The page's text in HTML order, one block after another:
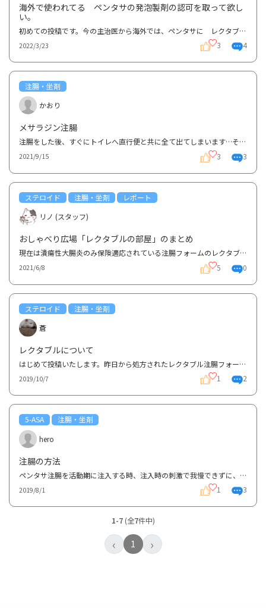
海外で使われてる ペンタサの発泡製剤の認可を取って欲し
い。
初めての投稿です。今の主治医から海外では、ペンタサに レクタブルの様な発泡剤が有る。厚労省は使っ...
2022/3/23 3 4
注腸・坐剤
かおり
メサラジン注腸
注腸をした後、すぐにトイレへ直行便と共に全て出てしまいます…そういう時はもう一度注腸をした方がいい...
2021/9/15 3 3
ステロイド 注腸・坐剤
レポート
リノ (スタッフ)
おしゃべり広場「レクタブルの部屋」のまとめ
現在は潰瘍性大腸炎のみ保険適応されている注腸フォームのレクタブルについてです。レクタブルを使われ...
2021/6/8 5 0
ステロイド
注腸・坐剤
蒼
レクタブルについて
はじめて投稿いたします。昨日から処方されたレクタブル注腸フォームを使用しはじめたのですが、説明書...
2019/10/7 1 2
5-ASA
注腸・坐剤
hero
注腸の方法
ペンタサ注腸を活動期に注入する時、注入時の刺激で我慢できずに、即、出てしまいます。寛解時は比較的...
2019/8/1 1 3
1-7(全7件中)
‹ 1 ›